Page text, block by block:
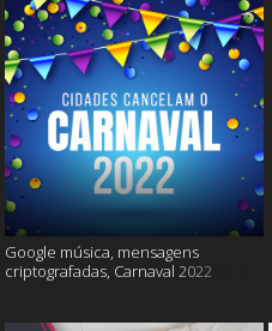
Google música, mensagens
criptografadas, Carnaval 2022